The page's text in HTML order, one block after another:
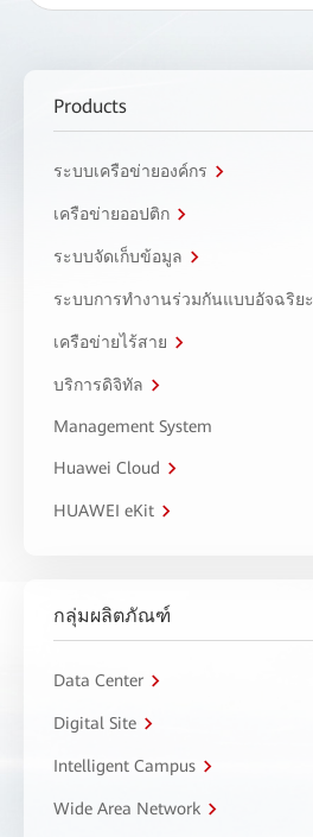
Products
ระบบเครือข่ายองค์กร
เครือข่ายออปติก
ระบบจัดเก็บข้อมูล
ระบบการทำงานร่วมกันแบบอัจฉริยะ
เครือข่ายไร้สาย
บริการดิจิทัล
Management System
Huawei Cloud
HUAWEI eKit
กลุ่มผลิตภัณฑ์
Data Center
Digital Site
Intelligent Campus
Wide Area Network